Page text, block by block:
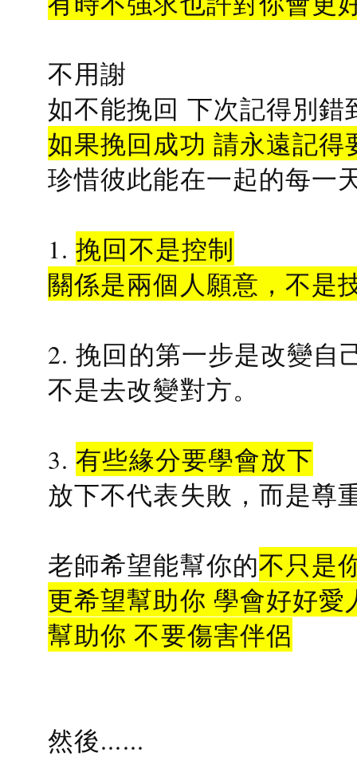
不用謝
如不能挽回 下次記得別錯
如果挽回成功 請永遠記得
珍惜彼此能在一起的每一
1.挽回不是控制
關係是兩個人願意，不是
2. 挽回的第一步是改變自
不是去改變對方。
3.有些緣分要學會放下
放下不代表失敗，而是尊
老師希望能幫你的不只是
更希望幫助你 學會好好愛
幫助你 不要傷害伴侶
然後......